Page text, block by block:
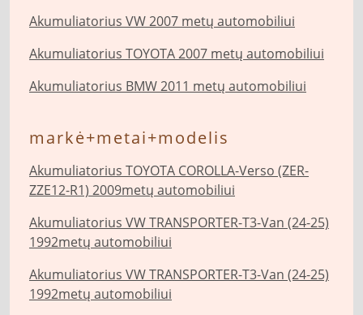
Akumuliatorius VW 2007 metų automobiliui
Akumuliatorius TOYOTA 2007 metų automobiliui
Akumuliatorius BMW 2011 metų automobiliui
markė+metai+modelis
Akumuliatorius TOYOTA COROLLA-Verso (ZER-
ZZE12-R1) 2009metų automobiliui
Akumuliatorius VW TRANSPORTER-T3-Van (24-25)
1992metų automobiliui
Akumuliatorius VW TRANSPORTER-T3-Van (24-25)
1992metų automobiliui